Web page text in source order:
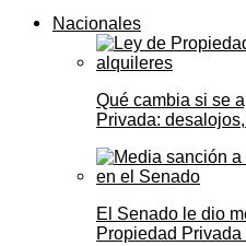
Nacionales
Qué cambia si se
Privada:
El Senado le dio
Propiedad